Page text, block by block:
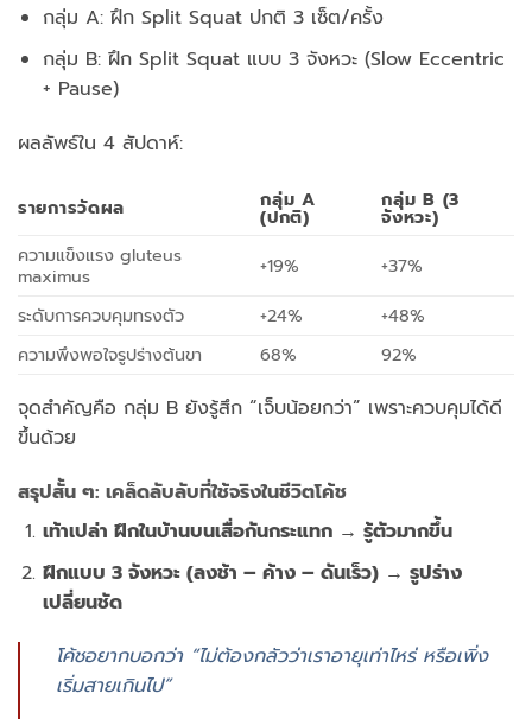
กลุ่ม A: ฝึก Split Squat ปกติ 3 เซ็ต/ครั้ง
กลุ่ม B: ฝึก Split Squat แบบ 3 จังหวะ (Slow Eccentric
+ Pause)
ผลลัพธ์ใน 4 สัปดาห์:
รายการวัดผล กลุ่ม A
(ปกติ)
กลุ่ม B (3
จังหวะ)
ความแข็งแรง gluteus
maximus
+19%
+37%
ระดับการควบคุมทรงตัว
+24%
+48%
ความพึงพอใจรูปร่างต้นขา
68% 92%
จุดสำคัญคือ กลุ่ม B ยังรู้สึก “เจ็บน้อยกว่า” เพราะควบคุมได้ดี
ขึ้นด้วย
สรุปสั้น ๆ: เคล็ดลับลับที่ใช้จริงในชีวิตโค้ช
เท้าเปล่า ฝึกในบ้านบนเสื่อกันกระแทก → รู้ตัวมากขึ้น
ฝึกแบบ 3 จังหวะ (ลงช้า – ค้าง – ดันเร็ว) → รูปร่าง
เปลี่ยนชัด
โค้ชอยากบอกว่า “ไม่ต้องกลัวว่าเราอายุเท่าไหร่ หรือเพิ่ง
เริ่มสายเกินไป”